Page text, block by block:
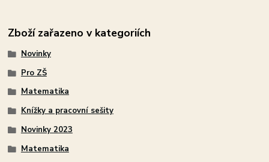
Zboží zařazeno v kategoriích
Novinky
Pro ZŠ
Matematika
Knížky a pracovní sešity
Novinky 2023
Matematika